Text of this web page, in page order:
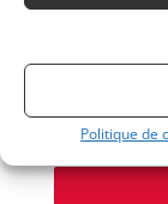
Politique de
LANCIA A
REIMS